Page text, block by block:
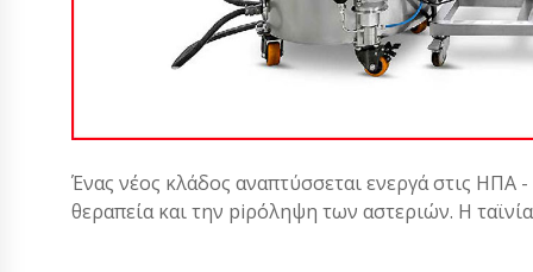
Ένας νέος κλάδος αναπτύσσεται ενεργά στις ΗΠΑ -
θεραπεία και την piρόληψη των αστεριών. Η